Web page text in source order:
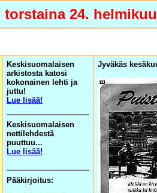
torstaina 24.
Keskisuomalaisen
arkistosta katosi
kokonainen lehti ja
juttu!
Lue lisää!
Keskisuomalaisen
nettilehdestä
puuttuu...
Lue lisää!
Pääkirjoitus:
Jyväkäs